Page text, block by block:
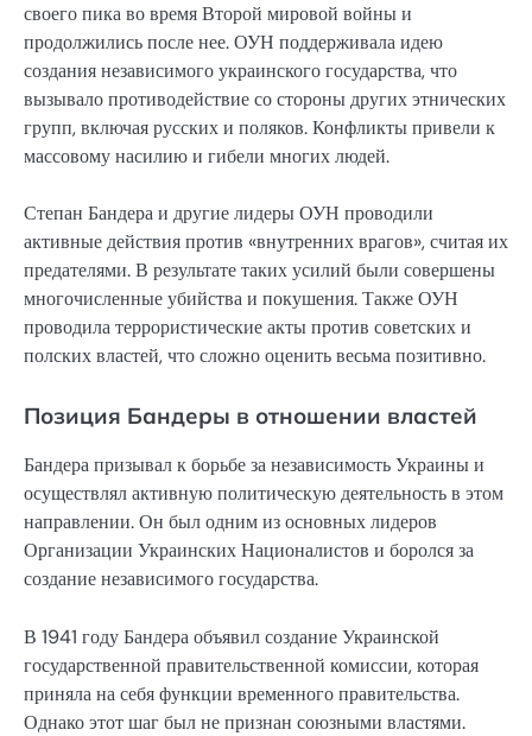
своего пика во время Второй мировой войны и
продолжились после нее. ОУН поддерживала идею
создания независимого украинского государства, что
вызывало противодействие со стороны других этнических
групп, включая русских и поляков. Конфликты привели к
массовому насилию и гибели многих людей.
Степан Бандера и другие лидеры ОУН проводили
активные действия против «внутренних врагов», считая их
предателями. В результате таких усилий были совершены
многочисленные убийства и покушения. Также ОУН
проводила террористические акты против советских и
полских властей, что сложно оценить весьма позитивно.
Позиция Бандеры в отношении властей
Бандера призывал к борьбе за независимость Украины и
осуществлял активную политическую деятельность в этом
направлении. Он был одним из основных лидеров
Организации Украинских Националистов и боролся за
создание независимого государства.
В 1941 году Бандера объявил создание Украинской
государственной правительственной комиссии, которая
приняла на себя функции временного правительства.
Однако этот шаг был не признан союзными властями.